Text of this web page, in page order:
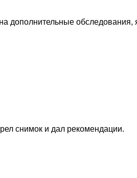
обследования,
снимок и дал рекомендации.